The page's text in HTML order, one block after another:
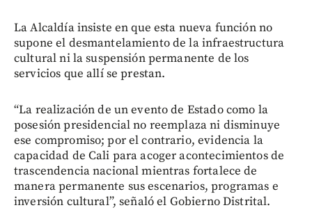
La Alcaldía insiste en que esta nueva función no
supone el desmantelamiento de la infraestructura
cultural ni la suspensión permanente de los
servicios que allí se prestan.
“La realización de un evento de Estado como la
posesión presidencial no reemplaza ni disminuye
ese compromiso; por el contrario, evidencia la
capacidad de Cali para acoger acontecimientos de
trascendencia nacional mientras fortalece de
manera permanente sus escenarios, programas e
inversión cultural”, señaló el Gobierno Distrital.